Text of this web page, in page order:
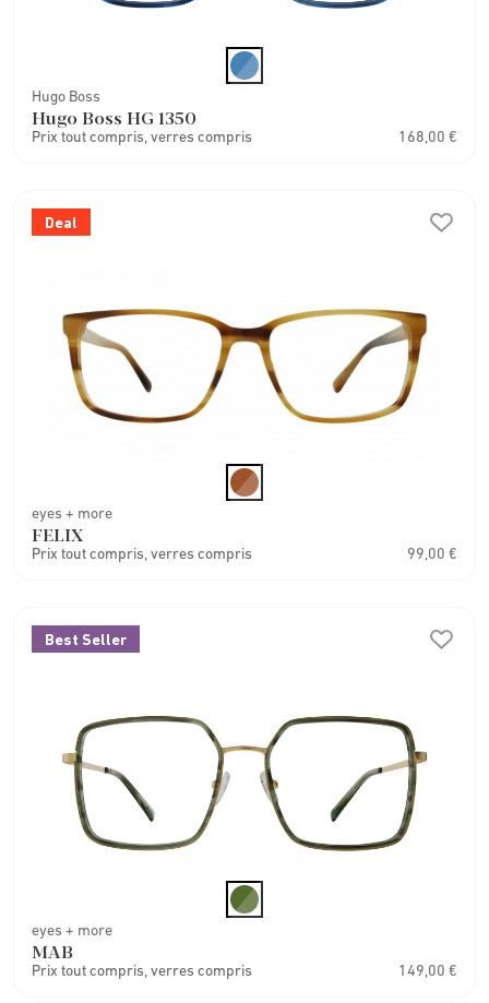
Hugo Boss
Hugo Boss HG 1350
Prix tout compris, verres compris 168,00 €
Deal
eyes + more
FELIX
Prix tout compris, verres compris 99,00 €
Best Seller
eyes + more
MAB
Prix tout compris, verres compris 149,00 €